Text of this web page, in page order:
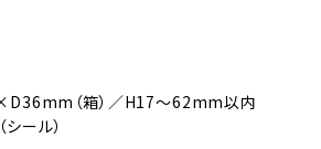
（箱）／H17～62mm以内
ール）